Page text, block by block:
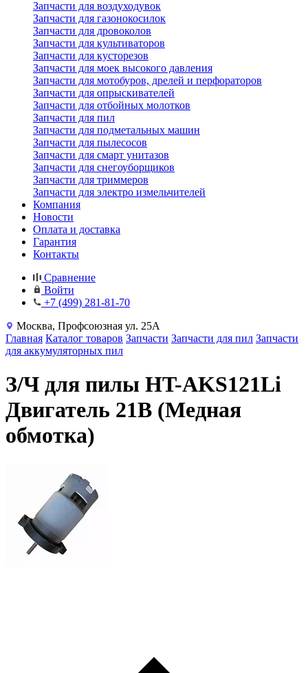
Запчасти для воздуходувок
Запчасти для газонокосилок
Запчасти для дровоколов
Запчасти для культиваторов
Запчасти для кусторезов
Запчасти для моек высокого давления
Запчасти для мотобуров, дрелей и перфораторов
Запчасти для опрыскивателей
Запчасти для отбойных молотков
Запчасти для пил
Запчасти для подметальных машин
Запчасти для пылесосов
Запчасти для смарт унитазов
Запчасти для снегоуборщиков
Запчасти для триммеров
Запчасти для электро измельчителей
Компания
Новости
Оплата и доставка
Гарантия
Контакты
Сравнение
Войти
+7 (499) 281-81-70
Москва, Профсоюзная ул. 25А
Главная Каталог товаров Запчасти Запчасти для пил Запчасти
для аккумуляторных пил
З/Ч для пилы HT-AKS121Li
Двигатель 21В (Медная
обмотка)